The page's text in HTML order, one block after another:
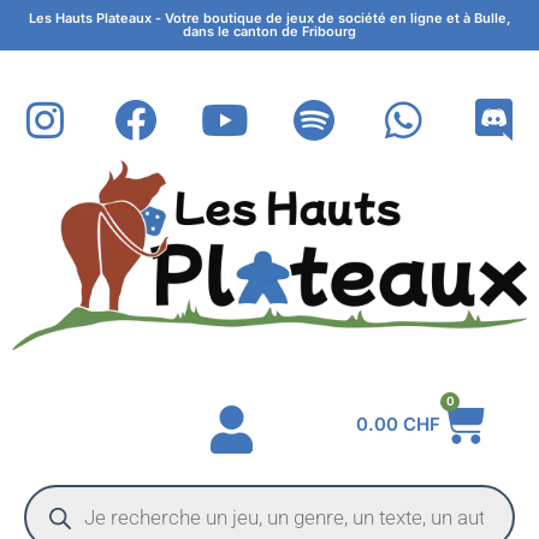
Les Hauts Plateaux - Votre boutique de jeux de société en ligne et à Bulle,
dans le canton de Fribourg
0.00 CHF
0